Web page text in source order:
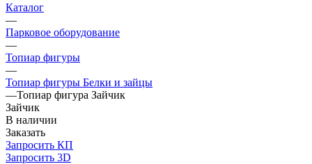
Каталог
—
Парковое оборудование
—
Топиар фигуры
—
Топиар фигуры Белки и зайцы
—Топиар фигура Зайчик
Зайчик
В наличии
Заказать
Запросить КП
Запросить 3D